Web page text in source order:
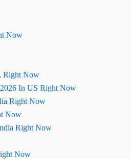
Now
Right Now
In US Right Now
Right Now
Now
Right Now
Now